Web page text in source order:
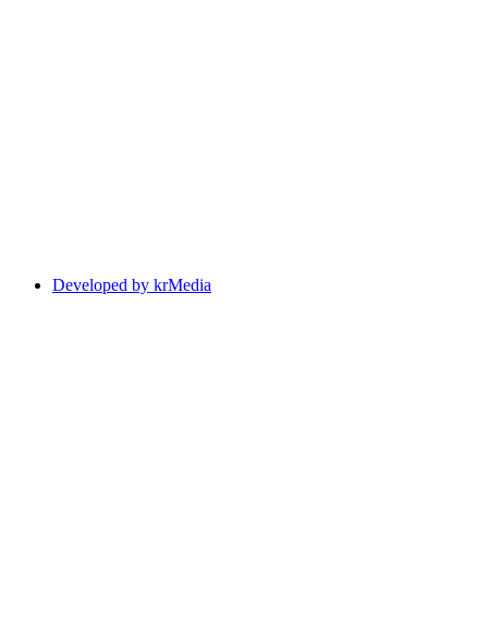
Developed by krMedia